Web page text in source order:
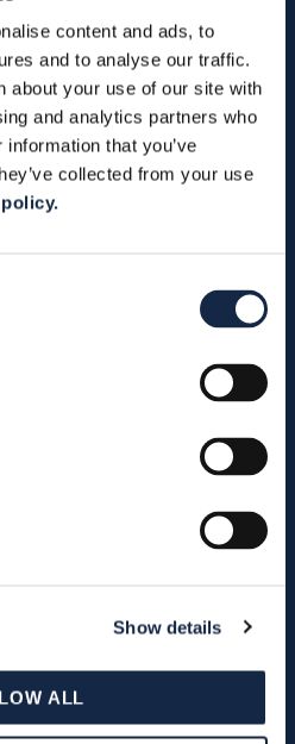
content and ads, to
and to analyse our traffic.
about your use of our site with
and analytics partners who
that you’ve
collected from your use
Show details
ALL